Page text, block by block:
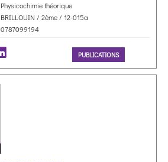
Physicochimie théorique
BRILLOUIN / 2ème / 12-015a
0787099194
PUBLICATIONS